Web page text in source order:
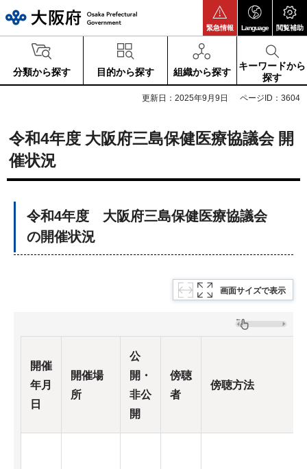
緊急情報 Language 閲覧補助
分類から探す 目的から探す 組織から探す
キーワードから
探す
更新日：2025年9月9日 ページID：3604
令和4年度 大阪府三島保健医療協議会 開
催状況
令和4年度 大阪府三島保健医療協議会
の開催状況
画面サイズで表示
開催
年月
日
開催場
所
公
開・
非公
開
傍聴
者
傍聴方法